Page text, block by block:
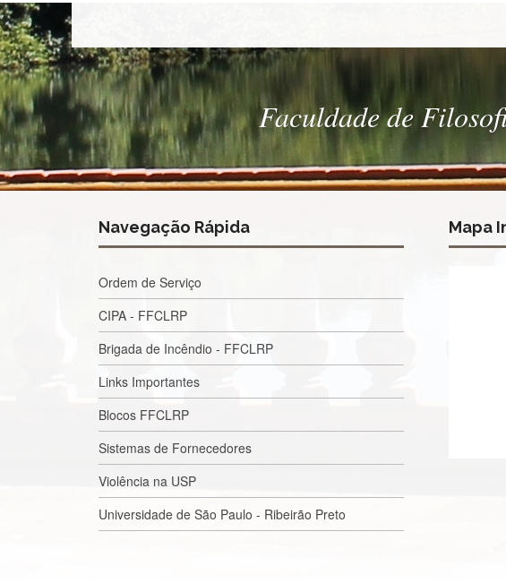
Faculdade de
Navegação Rápida
Ordem de Serviço
CIPA - FFCLRP
Brigada de Incêndio - FFCLRP
Links Importantes
Blocos FFCLRP
Sistemas de Fornecedores
Violência na USP
Universidade de São Paulo - Ribeirão Preto
Mapa